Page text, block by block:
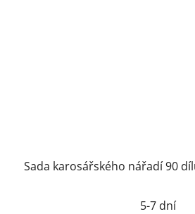
Sada karosářského nářadí 90
5-7 dní